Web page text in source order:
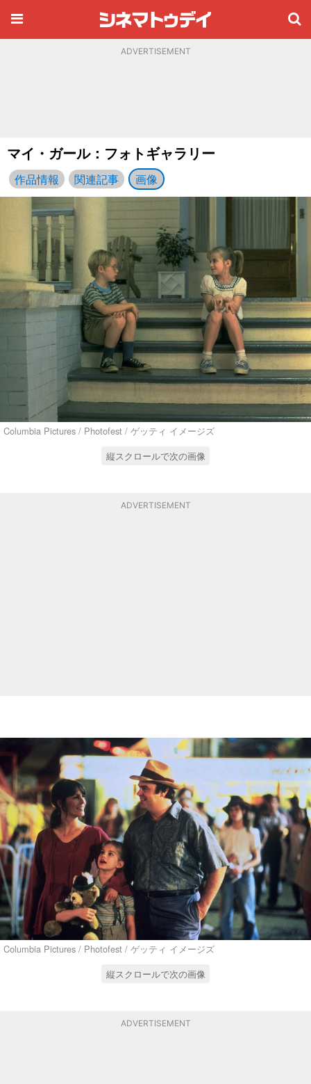
ADVERTISEMENT
マイ・ガール：フォトギャラリー
作品情報 関連記事 画像
Columbia Pictures / Photofest / ゲッティ イメージズ
縦スクロールで次の画像
ADVERTISEMENT
Columbia Pictures / Photofest / ゲッティ イメージズ
縦スクロールで次の画像
ADVERTISEMENT